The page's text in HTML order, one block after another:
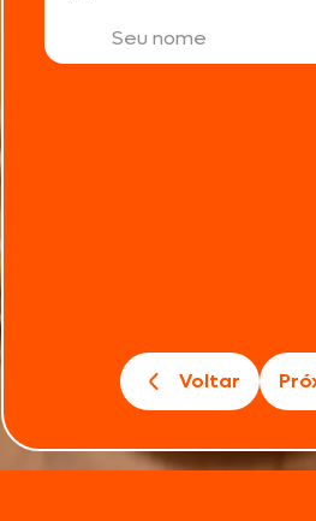
Voltar